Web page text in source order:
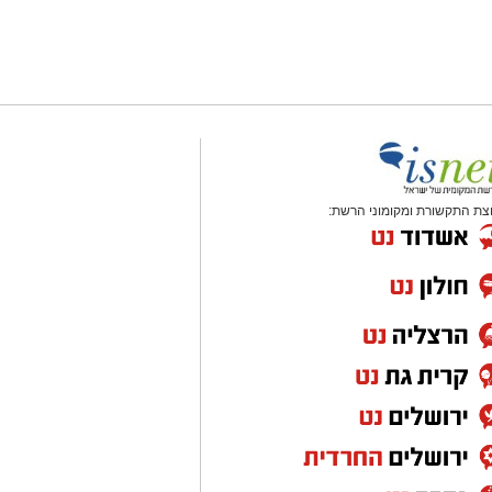
התקשורת ומקומוני הרשת: